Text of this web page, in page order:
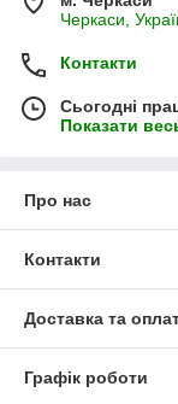
Черкаси,
Контакти
Сьогодні
Показати
Про нас
Контакти
Доставка та
Графік роботи